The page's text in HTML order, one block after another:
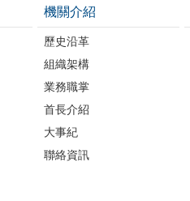
機關介紹
歷史沿革
組織架構
業務職掌
首長介紹
大事紀
聯絡資訊